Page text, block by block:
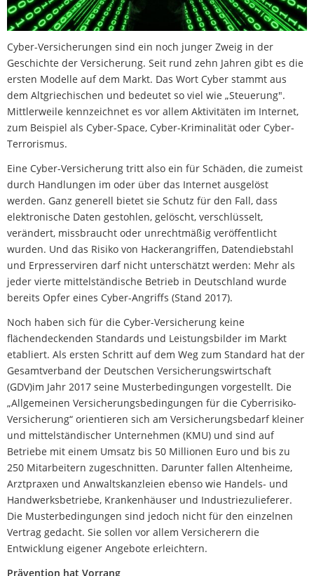
Cyber-Versicherungen sind ein noch junger Zweig in der
Geschichte der Versicherung. Seit rund zehn Jahren gibt es die
ersten Modelle auf dem Markt. Das Wort Cyber stammt aus
dem Altgriechischen und bedeutet so viel wie „Steuerung".
Mittlerweile kennzeichnet es vor allem Aktivitäten im Internet,
zum Beispiel als Cyber-Space, Cyber-Kriminalität oder Cyber-
Terrorismus.
Eine Cyber-Versicherung tritt also ein für Schäden, die zumeist
durch Handlungen im oder über das Internet ausgelöst
werden. Ganz generell bietet sie Schutz für den Fall, dass
elektronische Daten gestohlen, gelöscht, verschlüsselt,
verändert, missbraucht oder unrechtmäßig veröffentlicht
wurden. Und das Risiko von Hackerangriffen, Datendiebstahl
und Erpresserviren darf nicht unterschätzt werden: Mehr als
jeder vierte mittelständische Betrieb in Deutschland wurde
bereits Opfer eines Cyber-Angriffs (Stand 2017).
Noch haben sich für die Cyber-Versicherung keine
flächendeckenden Standards und Leistungsbilder im Markt
etabliert. Als ersten Schritt auf dem Weg zum Standard hat der
Gesamtverband der Deutschen Versicherungswirtschaft
(GDV)im Jahr 2017 seine Musterbedingungen vorgestellt. Die
„Allgemeinen Versicherungsbedingungen für die Cyberrisiko-
Versicherung“ orientieren sich am Versicherungsbedarf kleiner
und mittelständischer Unternehmen (KMU) und sind auf
Betriebe mit einem Umsatz bis 50 Millionen Euro und bis zu
250 Mitarbeitern zugeschnitten. Darunter fallen Altenheime,
Arztpraxen und Anwaltskanzleien ebenso wie Handels- und
Handwerksbetriebe, Krankenhäuser und Industriezulieferer.
Die Musterbedingungen sind jedoch nicht für den einzelnen
Vertrag gedacht. Sie sollen vor allem Versicherern die
Entwicklung eigener Angebote erleichtern.
Prävention hat Vorrang